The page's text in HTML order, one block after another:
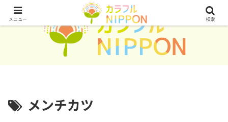
メンチカツ
メニュー 検索